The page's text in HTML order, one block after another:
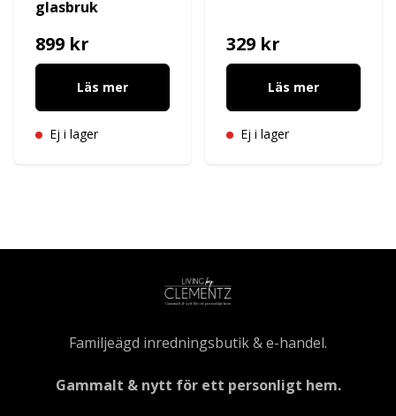
glasbruk
899 kr
Läs mer
Ej i lager
329 kr
Läs mer
Ej i lager
Familjeägd inredningsbutik & e-handel.
Gammalt & nytt för ett personligt hem.